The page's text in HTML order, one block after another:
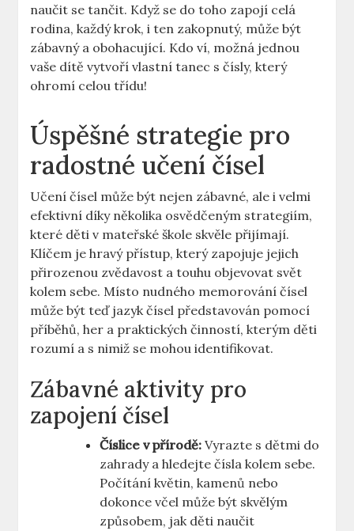
naučit se tančit. Když se do toho zapojí celá
rodina, každý krok, i ten zakopnutý, může být
zábavný a obohacující. Kdo ví, možná jednou
vaše dítě vytvoří vlastní tanec s čísly, který
ohromí celou třídu!
Úspěšné strategie pro
radostné učení čísel
Učení čísel může být nejen zábavné, ale i velmi
efektivní díky několika osvědčeným strategiím,
které děti v mateřské škole skvěle přijímají.
Klíčem je hravý přístup, který zapojuje jejich
přirozenou zvědavost a touhu objevovat svět
kolem sebe. Místo nudného memorování čísel
může být teď jazyk čísel představován pomocí
příběhů, her a praktických činností, kterým děti
rozumí a s nimiž se mohou identifikovat.
Zábavné aktivity pro
zapojení čísel
Číslice v přírodě: Vyrazte s dětmi do
zahrady a hledejte čísla kolem sebe.
Počítání květin, kamenů nebo
dokonce včel může být skvělým
způsobem, jak děti naučit